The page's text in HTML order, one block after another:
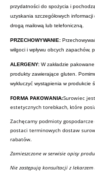
przydatności do spożycia i
uzyskania szczegółowych
drogą mailową lub telefoniczną.
PRZECHOWYWANIE:
wilgoci i wpływu obcych zapachów,
ALERGENY: W zakładzie
produkty zawierające gluten.
wykluczyć wystąpienia w produkcie
FORMA PAKOWANIA:Surowiec
estetycznych torebkach, które
Zachęcamy podmioty
postaci terminowych dostaw
rabatów.
Zamieszczone w serwisie opisy
Nie zastępują konsultacji z